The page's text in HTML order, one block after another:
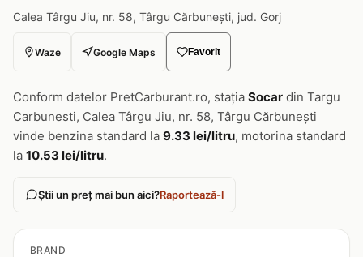
Calea Târgu Jiu, nr. 58, Târgu Cărbunești, jud. Gorj
Waze Google Maps Favorit
Conform datelor PretCarburant.ro, stația Socar din Targu
Carbunesti, Calea Târgu Jiu, nr. 58, Târgu Cărbunești
vinde benzina standard la 9.33 lei/litru, motorina standard
la 10.53 lei/litru.
Știi un preț mai bun aici?Raportează-l
BRAND